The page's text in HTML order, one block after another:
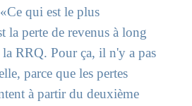
qui est le plus
la perte de revenus à long
RRQ. Pour ça, il n'y a pas
parce que les pertes
à partir du deuxième